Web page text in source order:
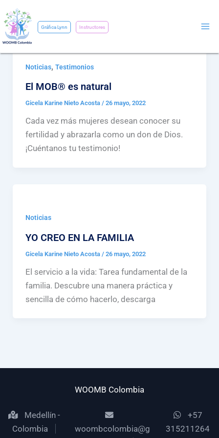
al
contenido
Gráfica Lynn Instructores
Noticias, Testimonios
El MOB®️ es natural
Gicela Karine Nieto Acosta / 26 mayo, 2022
Cada vez más mujeres desean conocer su
fertilidad y abrazarla como un don de Dios.
¡Cuéntanos tu testimonio!
Noticias
YO CREO EN LA FAMILIA
Gicela Karine Nieto Acosta / 26 mayo, 2022
El servicio a la vida: Tarea fundamental de la
familia. Descubre una manera práctica y
sencilla de cómo hacerlo, descarga
WOOMB Colombia
Medellín -
Colombia
woombcolombia@g
+57
315211264